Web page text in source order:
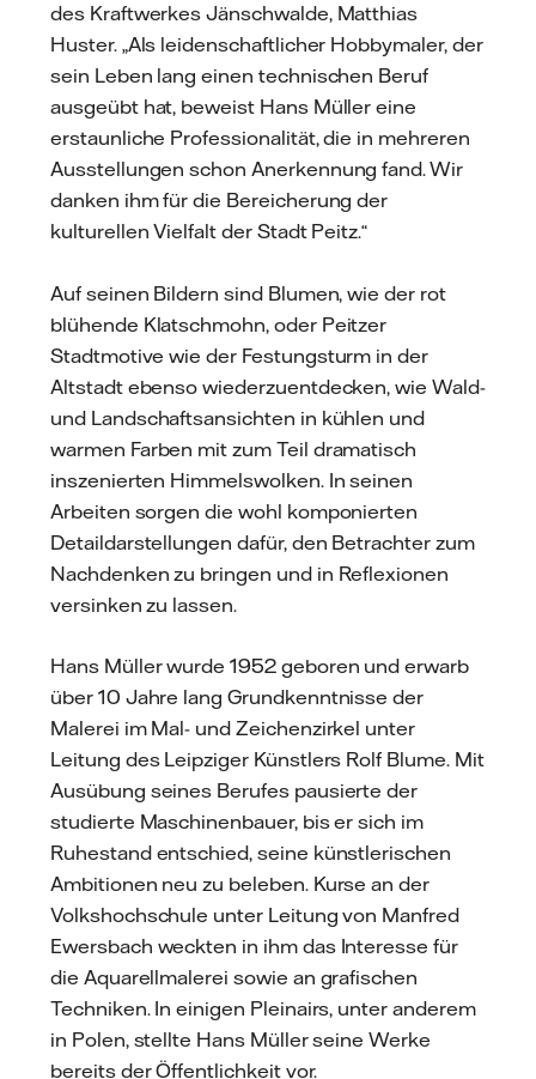
des Kraftwerkes Jänschwalde, Matthias
Huster. „Als leidenschaftlicher Hobbymaler, der
sein Leben lang einen technischen Beruf
ausgeübt hat, beweist Hans Müller eine
erstaunliche Professionalität, die in mehreren
Ausstellungen schon Anerkennung fand. Wir
danken ihm für die Bereicherung der
kulturellen Vielfalt der Stadt Peitz.“
Auf seinen Bildern sind Blumen, wie der rot
blühende Klatschmohn, oder Peitzer
Stadtmotive wie der Festungsturm in der
Altstadt ebenso wiederzuentdecken, wie Wald-
und Landschaftsansichten in kühlen und
warmen Farben mit zum Teil dramatisch
inszenierten Himmelswolken. In seinen
Arbeiten sorgen die wohl komponierten
Detaildarstellungen dafür, den Betrachter zum
Nachdenken zu bringen und in Reflexionen
versinken zu lassen.
Hans Müller wurde 1952 geboren und erwarb
über 10 Jahre lang Grundkenntnisse der
Malerei im Mal- und Zeichenzirkel unter
Leitung des Leipziger Künstlers Rolf Blume. Mit
Ausübung seines Berufes pausierte der
studierte Maschinenbauer, bis er sich im
Ruhestand entschied, seine künstlerischen
Ambitionen neu zu beleben. Kurse an der
Volkshochschule unter Leitung von Manfred
Ewersbach weckten in ihm das Interesse für
die Aquarellmalerei sowie an grafischen
Techniken. In einigen Pleinairs, unter anderem
in Polen, stellte Hans Müller seine Werke
bereits der Öffentlichkeit vor.